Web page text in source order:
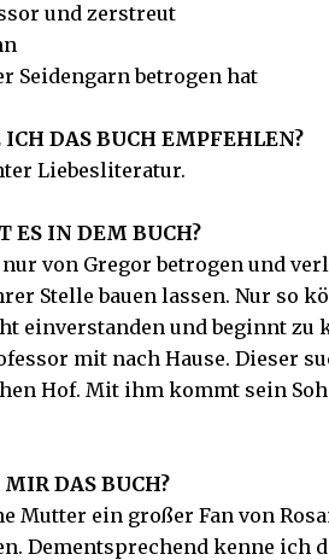
und zerstreut
Seidengarn betrogen hat
DAS BUCH EMPFEHLEN?
Liebesliteratur.
ES IN DEM BUCH?
von Gregor betrogen und
Stelle bauen lassen. Nur so
einverstanden und beginnt
mit nach Hause. Dieser
Hof. Mit ihm kommt sein
DAS BUCH?
Mutter ein großer Fan von
Dementsprechend kenne ich